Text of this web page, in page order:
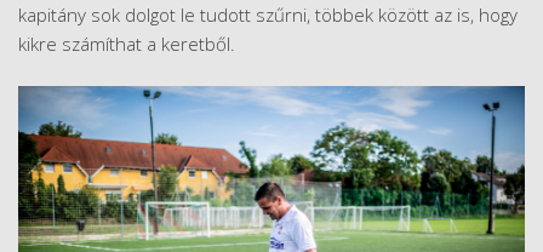
kapitány sok dolgot le tudott szűrni, többek között az is, hogy
kikre számíthat a keretből.